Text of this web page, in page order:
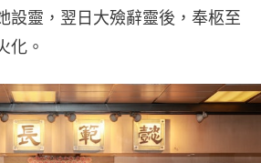
設靈，翌日大殮辭靈後，奉柩至
化。